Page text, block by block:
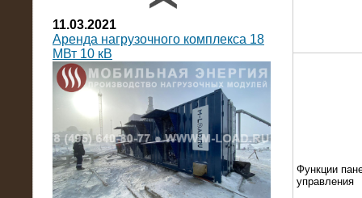
11.03.2021
Аренда нагрузочного комплекса 18
МВт 10 кВ
Функции
управления